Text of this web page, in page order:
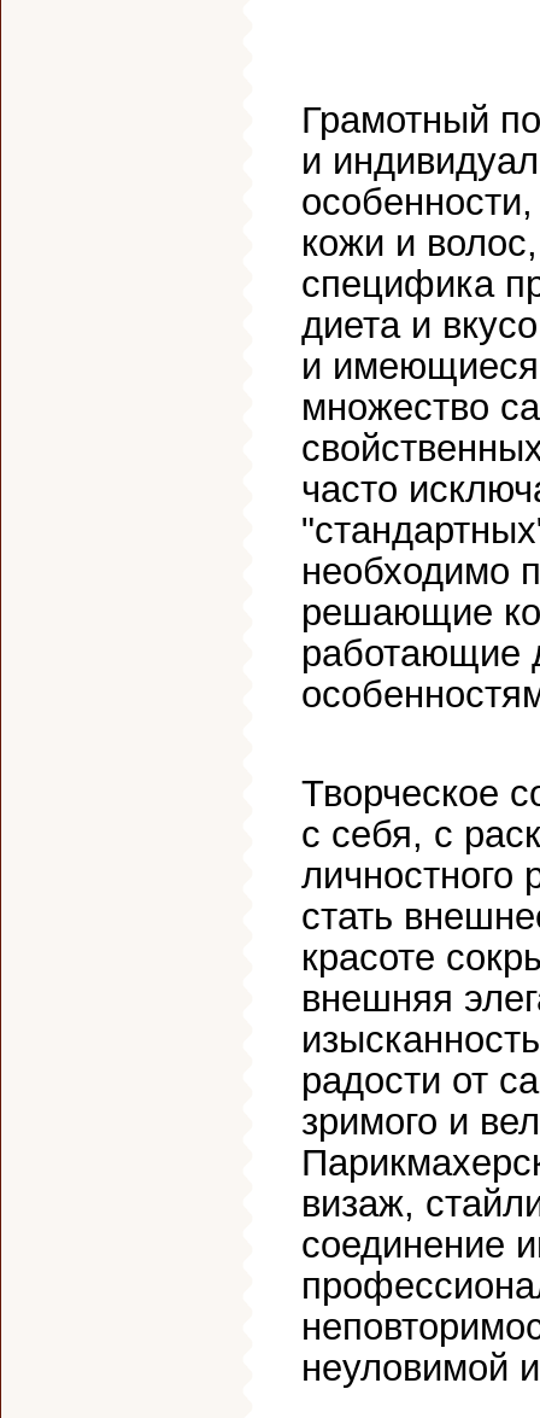
Грамотный
и
кожи и
специфика
диета и
и имеющиеся
множество
часто
необходимо
решающие
работающие
Творческое
с себя, с
личностного
стать
красоте
внешняя
радости от
зримого и
визаж,
соединение
неуловимой